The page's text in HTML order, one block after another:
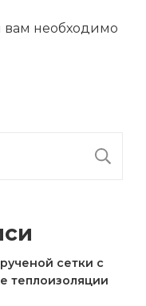
вам необходимо
сетки с
теплоизоляции